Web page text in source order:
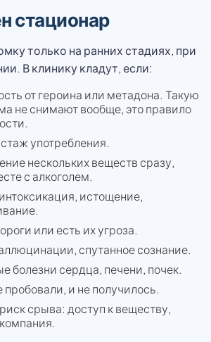
стационар
только на ранних стадиях, при
В клинику кладут, если:
от героина или метадона. Такую
не снимают вообще, это правило
употребления.
нескольких веществ сразу,
с алкоголем.
истощение,
или есть их угроза.
спутанное сознание.
болезни сердца, печени, почек.
и не получилось.
срыва: доступ к веществу,